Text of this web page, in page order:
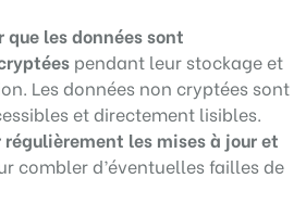
que les données sont
pendant leur stockage et
Les données non cryptées sont
et directement lisibles.
les mises à jour et
combler d’éventuelles failles de